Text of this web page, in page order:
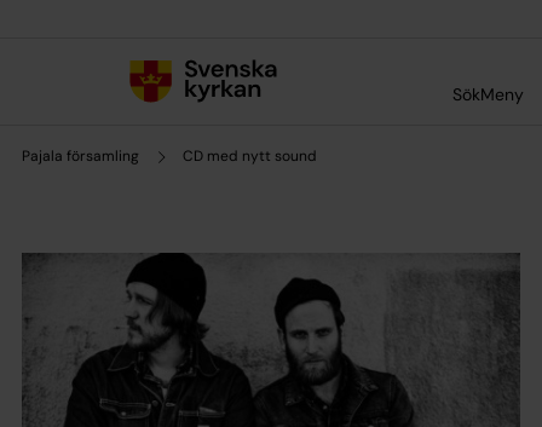
SökMeny
Pajala församling CD med nytt sound